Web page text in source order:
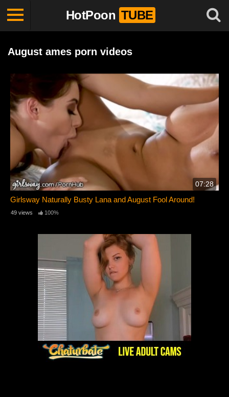
HotPoon TUBE
August ames porn videos
07:28
Girlsway Naturally Busty Lana and August Fool Around!
49 views 100%